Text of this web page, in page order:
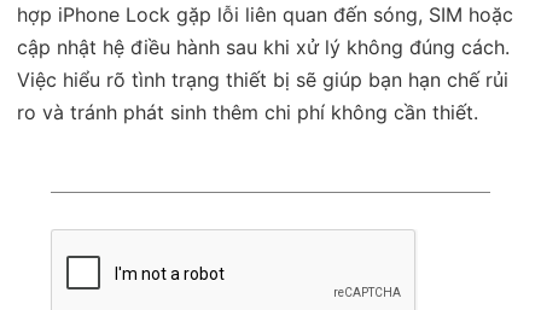
hợp iPhone Lock gặp lỗi liên quan đến sóng, SIM hoặc
cập nhật hệ điều hành sau khi xử lý không đúng cách.
Việc hiểu rõ tình trạng thiết bị sẽ giúp bạn hạn chế rủi
ro và tránh phát sinh thêm chi phí không cần thiết.